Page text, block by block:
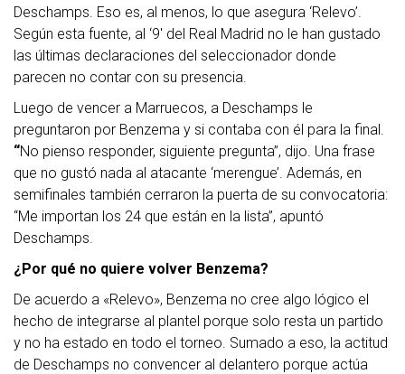
Deschamps. Eso es, al menos, lo que asegura ‘Relevo’.
Según esta fuente, al ‘9′ del Real Madrid no le han gustado
las últimas declaraciones del seleccionador donde
parecen no contar con su presencia.
Luego de vencer a Marruecos, a Deschamps le
preguntaron por Benzema y si contaba con él para la final.
“No pienso responder, siguiente pregunta”, dijo. Una frase
que no gustó nada al atacante ‘merengue’. Además, en
semifinales también cerraron la puerta de su convocatoria:
“Me importan los 24 que están en la lista”, apuntó
Deschamps.
¿Por qué no quiere volver Benzema?
De acuerdo a «Relevo», Benzema no cree algo lógico el
hecho de integrarse al plantel porque solo resta un partido
y no ha estado en todo el torneo. Sumado a eso, la actitud
de Deschamps no convencer al delantero porque actúa